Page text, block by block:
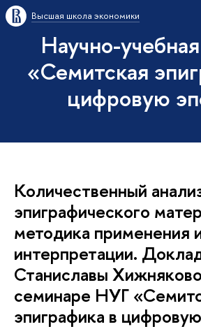
Высшая школа экономики
Научно-
«Семитская
цифровую
Количественный
эпиграфического
методика применения
интерпретации.
Станиславы
семинаре НУГ
эпиграфика в